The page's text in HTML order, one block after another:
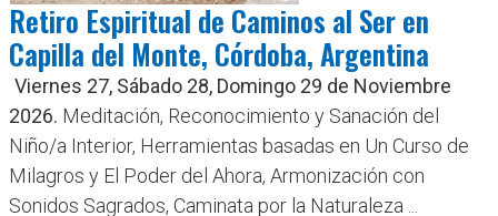
Retiro Espiritual de Caminos al Ser en
Capilla del Monte, Córdoba, Argentina
Viernes 27, Sábado 28, Domingo 29 de Noviembre
2026. Meditación, Reconocimiento y Sanación del
Niño/a Interior, Herramientas basadas en Un Curso de
Milagros y El Poder del Ahora, Armonización con
Sonidos Sagrados, Caminata por la Naturaleza ...